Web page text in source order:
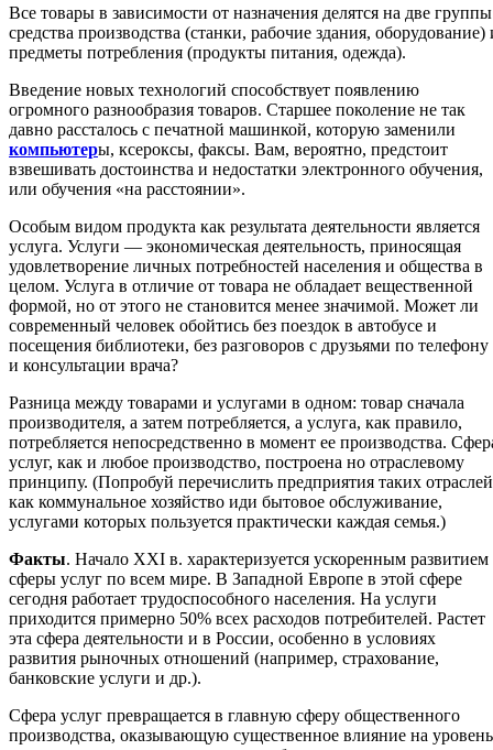
Все товары в зависимости от назначения делятся на две
средства производства (станки, рабочие здания, оборудование)
предметы потребления (продукты питания, одежда).
Введение новых технологий способствует появлению
огромного разнообразия товаров. Старшее поколение не так
давно рассталось с печатной машинкой, которую заменили
компьютеры, ксероксы, факсы. Вам, вероятно, предстоит
взвешивать достоинства и недостатки электронного обучения,
или обучения «на расстоянии».
Особым видом продукта как результата деятельности является
услуга. Услуги — экономическая деятельность, приносящая
удовлетворение личных потребностей населения и общества в
целом. Услуга в отличие от товара не обладает вещественной
формой, но от этого не становится менее значимой. Может ли
современный человек обойтись без поездок в автобусе и
посещения библиотеки, без разговоров с друзьями по телефону
и консультации врача?
Разница между товарами и услугами в одном: товар сначала
производителя, а затем потребляется, а услуга, как правило,
потребляется непосредственно в момент ее производства.
услуг, как и любое производство, построена но отраслевому
принципу. (Попробуй перечислить предприятия таких
как коммунальное хозяйство иди бытовое обслуживание,
услугами которых пользуется практически каждая семья.)
Факты. Начало XXI в. характеризуется ускоренным развитием
сферы услуг по всем мире. В Западной Европе в этой сфере
сегодня работает трудоспособного населения. На услуги
приходится примерно 50% всех расходов потребителей. Растет
эта сфера деятельности и в России, особенно в условиях
развития рыночных отношений (например, страхование,
банковские услуги и др.).
Сфера услуг превращается в главную сферу общественного
производства, оказывающую существенное влияние на уровень